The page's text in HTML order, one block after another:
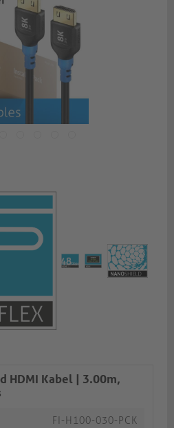
HDMI Kabel | 3.00m,
FI-H100-030-PCK